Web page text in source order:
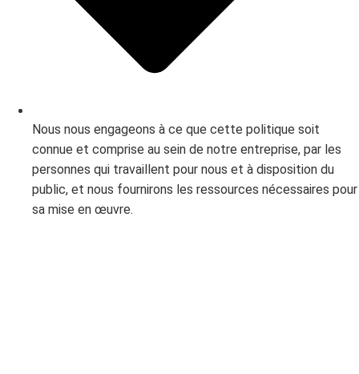
Nous nous engageons à ce que cette politique soit
connue et comprise au sein de notre entreprise, par les
personnes qui travaillent pour nous et à disposition du
public, et nous fournirons les ressources nécessaires pour
sa mise en œuvre.